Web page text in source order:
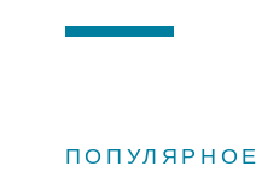
ПОПУЛЯРНОЕ